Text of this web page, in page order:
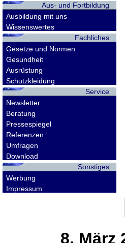
Aus- und Fortbildung
Ausbildung mit uns
Wissenswertes
Fachliches
Gesetze und Normen
Gesundheit
Ausrüstung
Schutzkleidung
Service
Newsletter
Beratung
Pressespiegel
Referenzen
Umfragen
Download
Sonstiges
Werbung
Impressum
8. März